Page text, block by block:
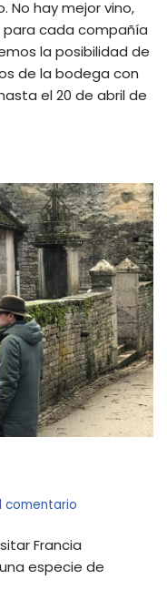
No hay mejor vino,
para cada compañía
la posibilidad de
de la bodega con
el 20 de abril de
comentario
Francia
especie de